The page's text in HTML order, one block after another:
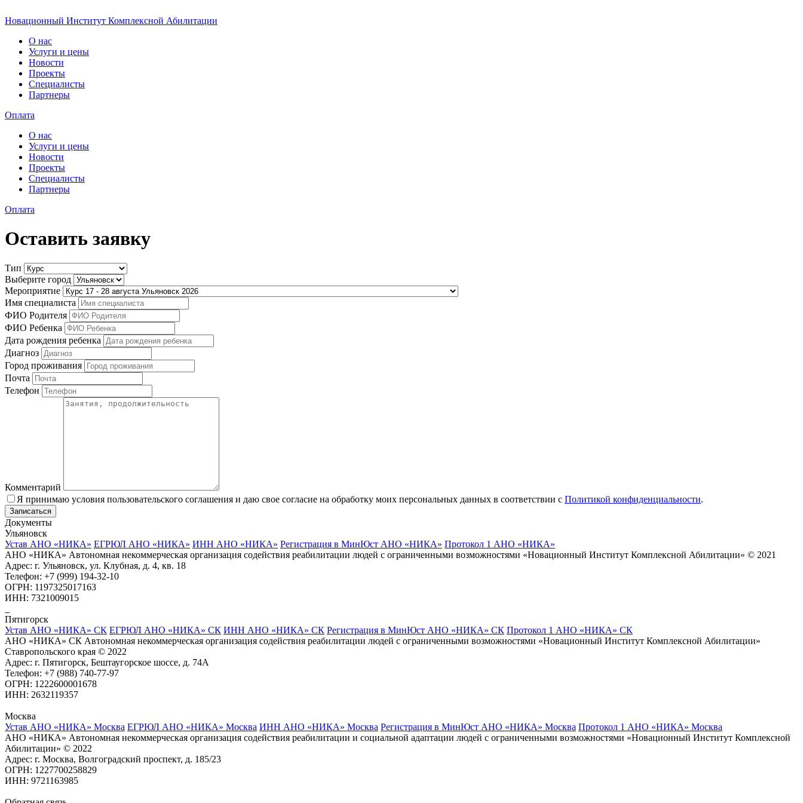
Новационный Институт Комплексной Абилитации
О нас
Услуги и цены
Новости
Проекты
Специалисты
Партнеры
Оплата
О нас
Услуги и цены
Новости
Проекты
Специалисты
Партнеры
Оплата
Оставить заявку
Тип
Выберите город
Мероприятие
Имя специалиста
ФИО Родителя
ФИО Ребенка
Дата рождения ребенка
Диагноз
Город проживания
Почта
Телефон
Комментарий
Я принимаю условия пользовательского соглашения и даю свое согласие на обработку моих персональных данных в соответствии с Политикой конфиденциальности.
Записаться
Документы
Ульяновск
Устав АНО «НИКА» ЕГРЮЛ АНО «НИКА» ИНН АНО «НИКА» Регистрация в МинЮст АНО «НИКА» Протокол 1 АНО «НИКА»
АНО «НИКА» Автономная некоммерческая организация содействия реабилитации людей с ограниченными возможностями «Новационный Институт Комплексной Абилитации» © 2021
Адрес: г. Ульяновск, ул. Клубная, д. 4, кв. 18
Телефон: +7 (999) 194-32-10
ОГРН: 1197325017163
ИНН: 7321009015
Пятигорск
Устав АНО «НИКА» СК ЕГРЮЛ АНО «НИКА» СК ИНН АНО «НИКА» СК Регистрация в МинЮст АНО «НИКА» СК Протокол 1 АНО «НИКА» СК
АНО «НИКА» СК Автономная некоммерческая организация содействия реабилитации людей с ограниченными возможностями «Новационный Институт Комплексной Абилитации»
Ставропольского края © 2022
Адрес: г. Пятигорск, Бештаугорское шоссе, д. 74А
Телефон: +7 (988) 740-77-97
ОГРН: 1222600001678
ИНН: 2632119357
Москва
Устав АНО «НИКА» Москва ЕГРЮЛ АНО «НИКА» Москва ИНН АНО «НИКА» Москва Регистрация в МинЮст АНО «НИКА» Москва Протокол 1 АНО «НИКА» Москва
АНО «НИКА» Автономная некоммерческая организация содействия реабилитации и социальной адаптации людей с ограниченными возможностями «Новационный Институт Комплексной
Абилитации» © 2022
Адрес: г. Москва, Волгоградский проспект, д. 185/23
ОГРН: 1227700258829
ИНН: 9721163985